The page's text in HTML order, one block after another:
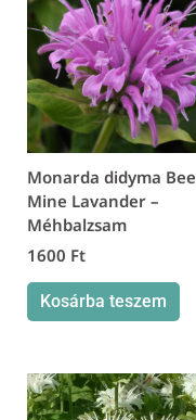
Monarda didyma Bee
Mine Lavander –
Méhbalzsam
1600 Ft
Kosárba teszem